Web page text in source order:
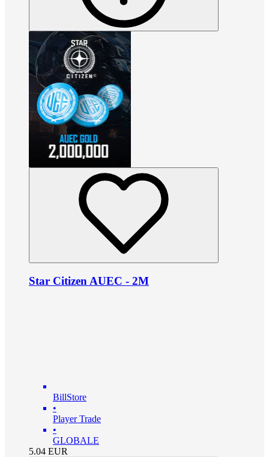
Star Citizen AUEC - 2M
BillStore
•
Player Trade
•
GLOBALE
5.04 EUR